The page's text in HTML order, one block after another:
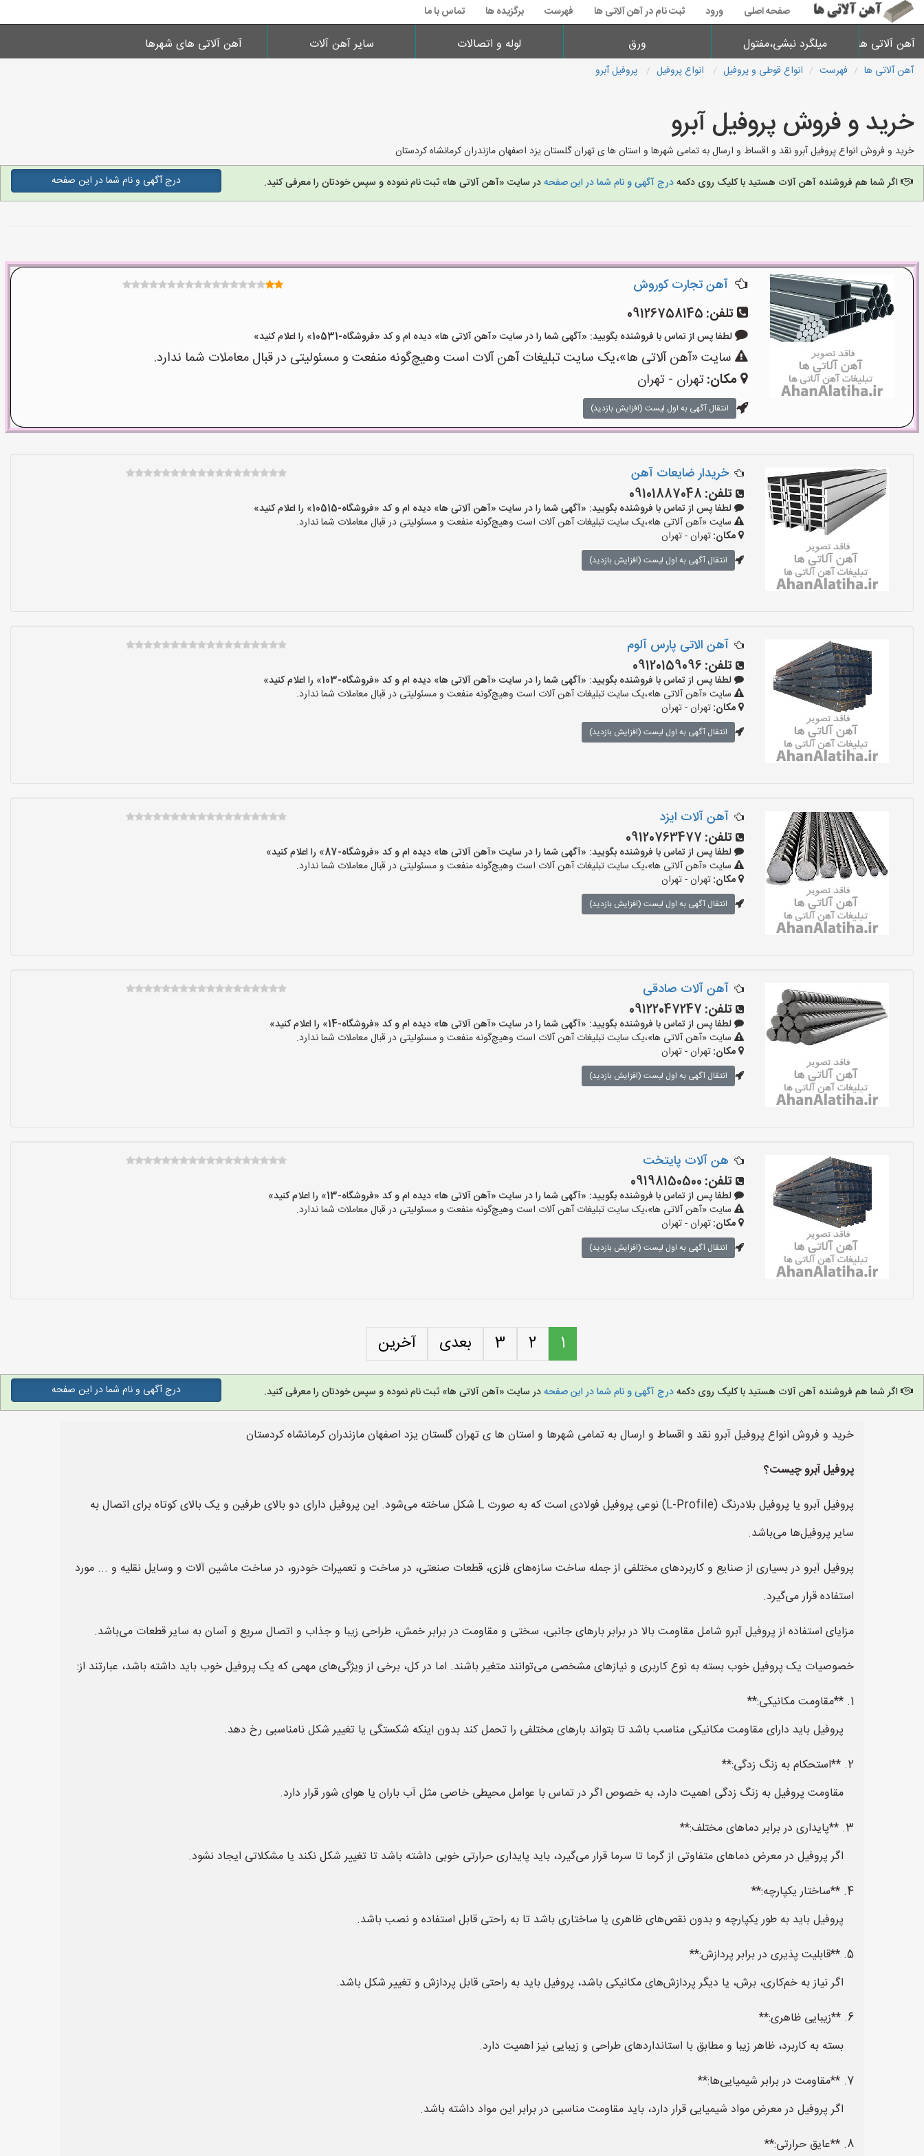
صفحه اصلی ورود ثبت نام در آهن آلاتی ها فهرست برگزیده ها تماس با ما
آهن آلاتی ها میلگرد نبشی،مفتول ورق لوله و اتصالات سایر آهن آلات آهن آلاتی های شهرها
آهن آلاتی ها فهرست انواع قوطی و پروفیل انواع پروفیل پروفیل آبرو
خرید و فروش پروفیل آبرو
خرید و فروش انواع پروفیل آبرو نقد و اقساط و ارسال به تمامی شهرها و استان ها ی تهران گلستان یزد اصفهان مازندران کرمانشاه کردستان
اگر شما هم فروشنده آهن آلات هستید با کلیک روی دکمهدرج آگهی و نام شما در این صفحهدر سایت «آهن آلاتی ها» ثبت نام نموده و سپس خودتان را معرفی کنید. درج آگهی و نام شما در این صفحه
آهن تجارت کوروش
تلفن: 09126758145
لطفا پس از تماس با فروشنده بگویید: «آگهی شما را در سایت «آهن آلاتی ها» دیده ام و کد «فروشگاه-10531» را اعلام کنید»
سایت «آهن آلاتی ها»،یک سایت تبلیغات آهن آلات است وهیچ‌گونه منفعت و مسئولیتی در قبال معاملات شما ندارد.
مکان:تهران - تهران
انتقال آگهی به اول لیست (افزایش بازدید)
خریدار ضایعات آهن
تلفن: 09101887048
لطفا پس از تماس با فروشنده بگویید: «آگهی شما را در سایت «آهن آلاتی ها» دیده ام و کد «فروشگاه-10515» را اعلام کنید»
سایت «آهن آلاتی ها»،یک سایت تبلیغات آهن آلات است وهیچ‌گونه منفعت و مسئولیتی در قبال معاملات شما ندارد.
مکان:تهران - تهران
انتقال آگهی به اول لیست (افزایش بازدید)
آهن الاتی پارس آلوم
تلفن: 09120159096
لطفا پس از تماس با فروشنده بگویید: «آگهی شما را در سایت «آهن آلاتی ها» دیده ام و کد «فروشگاه-103» را اعلام کنید»
سایت «آهن آلاتی ها»،یک سایت تبلیغات آهن آلات است وهیچ‌گونه منفعت و مسئولیتی در قبال معاملات شما ندارد.
مکان:تهران - تهران
انتقال آگهی به اول لیست (افزایش بازدید)
آهن آلات ایزد
تلفن: 09120763477
لطفا پس از تماس با فروشنده بگویید: «آگهی شما را در سایت «آهن آلاتی ها» دیده ام و کد «فروشگاه-87» را اعلام کنید»
سایت «آهن آلاتی ها»،یک سایت تبلیغات آهن آلات است وهیچ‌گونه منفعت و مسئولیتی در قبال معاملات شما ندارد.
مکان:تهران - تهران
انتقال آگهی به اول لیست (افزایش بازدید)
آهن آلات صادقی
تلفن: 09122047247
لطفا پس از تماس با فروشنده بگویید: «آگهی شما را در سایت «آهن آلاتی ها» دیده ام و کد «فروشگاه-14» را اعلام کنید»
سایت «آهن آلاتی ها»،یک سایت تبلیغات آهن آلات است وهیچ‌گونه منفعت و مسئولیتی در قبال معاملات شما ندارد.
مکان:تهران - تهران
انتقال آگهی به اول لیست (افزایش بازدید)
هن آلات پایتخت
تلفن: 09198150500
لطفا پس از تماس با فروشنده بگویید: «آگهی شما را در سایت «آهن آلاتی ها» دیده ام و کد «فروشگاه-13» را اعلام کنید»
سایت «آهن آلاتی ها»،یک سایت تبلیغات آهن آلات است وهیچ‌گونه منفعت و مسئولیتی در قبال معاملات شما ندارد.
مکان:تهران - تهران
انتقال آگهی به اول لیست (افزایش بازدید)
1
2
3 بعدی آخرین
اگر شما هم فروشنده آهن آلات هستید با کلیک روی دکمهدرج آگهی و نام شما در این صفحهدر سایت «آهن آلاتی ها» ثبت نام نموده و سپس خودتان را معرفی کنید. درج آگهی و نام شما در این صفحه
خرید و فروش انواع پروفیل آبرو نقد و اقساط و ارسال به تمامی شهرها و استان ها ی تهران گلستان یزد اصفهان مازندران کرمانشاه کردستان
پروفیل آبرو چیست؟
پروفیل آبرو یا پروفیل بلادرنگ (L-Profile) نوعی پروفیل فولادی است که به صورت L شکل ساخته می‌شود. این پروفیل دارای دو بالای طرفین و یک بالای کوتاه برای اتصال به
سایر پروفیل‌ها می‌باشد.
پروفیل آبرو در بسیاری از صنایع و کاربردهای مختلفی از جمله ساخت سازه‌های فلزی، قطعات صنعتی، در ساخت و تعمیرات خودرو، در ساخت ماشین آلات و وسایل نقلیه و ... مورد
استفاده قرار می‌گیرد.
مزایای استفاده از پروفیل آبرو شامل مقاومت بالا در برابر بارهای جانبی، سختی و مقاومت در برابر خمش، طراحی زیبا و جذاب و اتصال سریع و آسان به سایر قطعات می‌باشد.
خصوصیات یک پروفیل خوب بسته به نوع کاربری و نیازهای مشخصی می‌توانند متغیر باشند. اما در کل، برخی از ویژگی‌های مهمی که یک پروفیل خوب باید داشته باشد، عبارتند از:
1. **مقاومت مکانیکی:**
پروفیل باید دارای مقاومت مکانیکی مناسب باشد تا بتواند بارهای مختلفی را تحمل کند بدون اینکه شکستگی یا تغییر شکل نامناسبی رخ دهد.
2. **استحکام به زنگ زدگی:**
مقاومت پروفیل به زنگ زدگی اهمیت دارد، به خصوص اگر در تماس با عوامل محیطی خاصی مثل آب باران یا هوای شور قرار دارد.
3. **پایداری در برابر دماهای مختلف:**
اگر پروفیل در معرض دماهای متفاوتی از گرما تا سرما قرار می‌گیرد، باید پایداری حرارتی خوبی داشته باشد تا تغییر شکل نکند یا مشکلاتی ایجاد نشود.
4. **ساختار یکپارچه:**
پروفیل باید به طور یکپارچه و بدون نقص‌های ظاهری یا ساختاری باشد تا به راحتی قابل استفاده و نصب باشد.
5. **قابلیت پذیری در برابر پردازش:**
اگر نیاز به خم‌کاری، برش، یا دیگر پردازش‌های مکانیکی باشد، پروفیل باید به راحتی قابل پردازش و تغییر شکل باشد.
6. **زیبایی ظاهری:**
بسته به کاربرد، ظاهر زیبا و مطابق با استانداردهای طراحی و زیبایی نیز اهمیت دارد.
7. **مقاومت در برابر شیمیایی‌ها:**
اگر پروفیل در معرض مواد شیمیایی قرار دارد، باید مقاومت مناسبی در برابر این مواد داشته باشد.
8. **عایق حرارتی:**